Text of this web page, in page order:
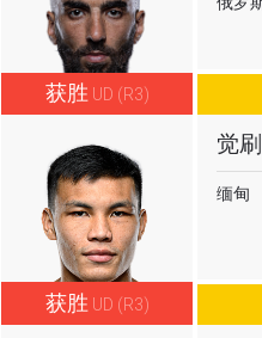
获胜 UD (R3)
获胜 UD (R3)
觉
缅甸